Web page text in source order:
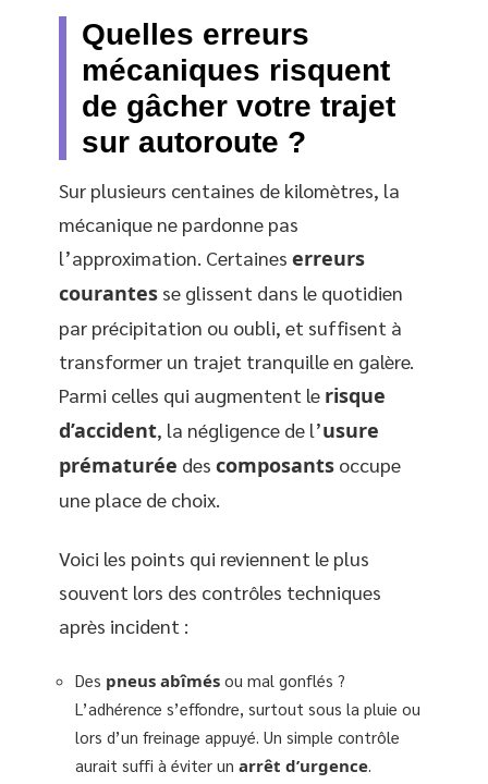
Quelles erreurs
mécaniques risquent
de gâcher votre trajet
sur autoroute ?
Sur plusieurs centaines de kilomètres, la
mécanique ne pardonne pas
l’approximation. Certaines erreurs
courantes se glissent dans le quotidien
par précipitation ou oubli, et suffisent à
transformer un trajet tranquille en galère.
Parmi celles qui augmentent le risque
d’accident, la négligence de l’usure
prématurée des composants occupe
une place de choix.
Voici les points qui reviennent le plus
souvent lors des contrôles techniques
après incident :
Des pneus abîmés ou mal gonflés ?
L’adhérence s’effondre, surtout sous la pluie ou
lors d’un freinage appuyé. Un simple contrôle
aurait suffi à éviter un arrêt d’urgence.